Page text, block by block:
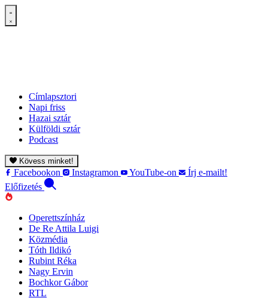
Címlapsztori
Napi friss
Hazai sztár
Külföldi sztár
Podcast
Kövess minket!
Facebookon Instagramon YouTube-on
Írj e-mailt!
Előfizetés
Operettszínház
De Re Attila Luigi
Közmédia
Tóth Ildikó
Rubint Réka
Nagy Ervin
Bochkor Gábor
RTL